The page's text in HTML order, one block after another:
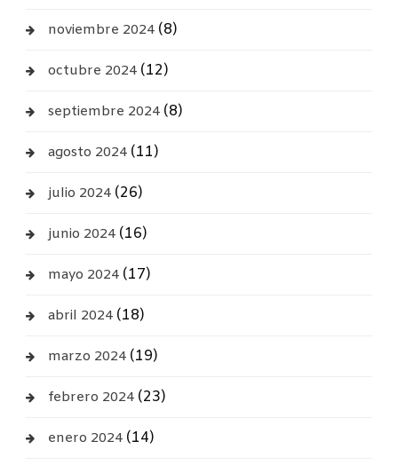
noviembre 2024(8)
octubre 2024(12)
septiembre 2024(8)
agosto 2024(11)
julio 2024(26)
junio 2024(16)
mayo 2024(17)
abril 2024(18)
marzo 2024(19)
febrero 2024(23)
enero 2024(14)